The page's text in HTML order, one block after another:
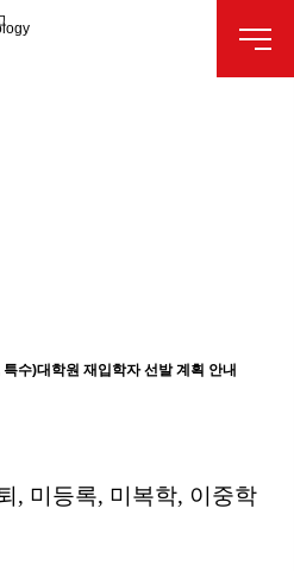
수)대학원 재입학자 선발 계획 안내
, 미등록, 미복학, 이중학